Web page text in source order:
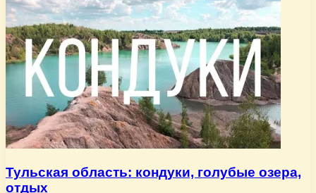
Тульская область: кондуки, голубые озера,
отдых